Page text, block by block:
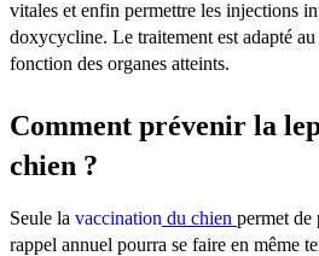
vitales et enfin permettre les injections
doxycycline. Le traitement est adapté
fonction des organes atteints.
Comment prévenir la
chien ?
Seule la vaccination du chien permet
rappel annuel pourra se faire en même